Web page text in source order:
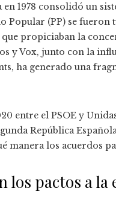
1978 consolidó un
Popular (PP) se
propiciaban la
y Vox, junto con la
ha generado una
entre el PSOE y
República
manera los acuerdos
los pactos a